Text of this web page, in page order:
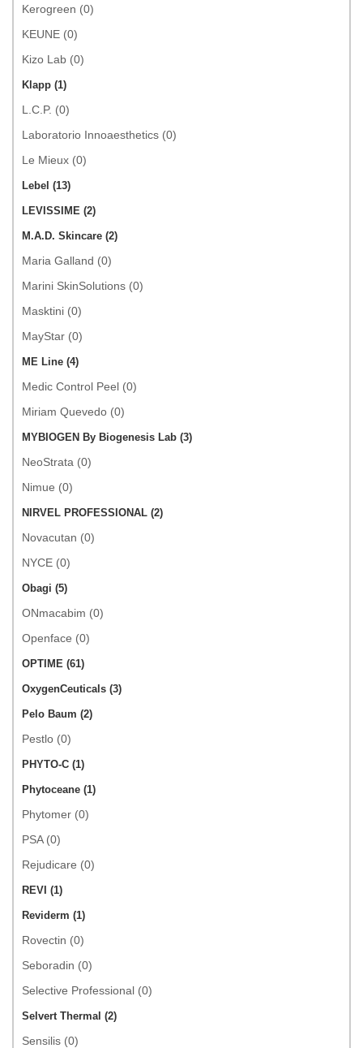
Kerogreen (0)
KEUNE (0)
Kizo Lab (0)
Klapp (1)
L.C.P. (0)
Laboratorio Innoaesthetics (0)
Le Mieux (0)
Lebel (13)
LEVISSIME (2)
M.A.D. Skincare (2)
Maria Galland (0)
Marini SkinSolutions (0)
Masktini (0)
MayStar (0)
ME Line (4)
Medic Control Peel (0)
Miriam Quevedo (0)
MYBIOGEN By Biogenesis Lab (3)
NeoStrata (0)
Nimue (0)
NIRVEL PROFESSIONAL (2)
Novacutan (0)
NYCE (0)
Obagi (5)
ONmacabim (0)
Openface (0)
OPTIME (61)
OxygenCeuticals (3)
Pelo Baum (2)
Pestlo (0)
PHYTO-C (1)
Phytoceane (1)
Phytomer (0)
PSA (0)
Rejudicare (0)
REVI (1)
Reviderm (1)
Rovectin (0)
Seboradin (0)
Selective Professional (0)
Selvert Thermal (2)
Sensilis (0)